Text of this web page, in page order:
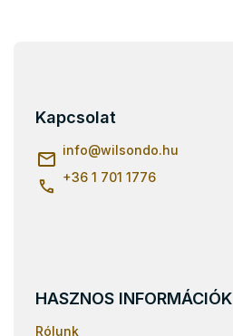
Kapcsolat
info@wilsondo.hu
+36 1 701 1776
HASZNOS INFORMÁCIÓK
Rólunk